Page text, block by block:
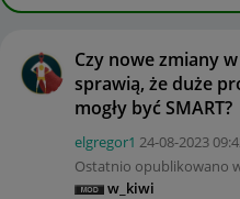
Czy nowe zmiany
sprawią, że duże
mogły być SMART?
elgregor1 ‎24-08-2023
Ostatnio opublikowano
w_kiwi